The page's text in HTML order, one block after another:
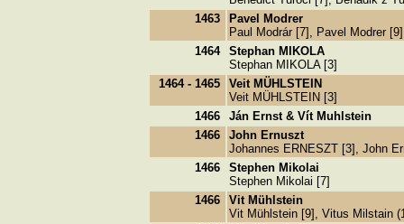
1463
Pavel Modrer
Paul Modrár [7], Pavel Modrer
1464 Stephan MIKOLA
Stephan MIKOLA [3]
1464 - 1465
Veit MÜHLSTEIN
Veit MÜHLSTEIN [3]
1466
Ján Ernst & Vít Muhlstein
1466
John Ernuszt
Johannes ERNESZT [3], John
1466
Stephen Mikolai
Stephen Mikolai [7]
1466
Vit Mühlstein
Vit Mühlstein [9], Vitus Milstain